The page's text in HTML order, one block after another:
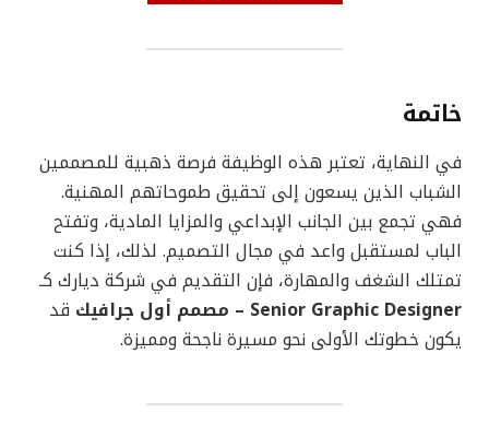
خاتمة
في النهاية، تعتبر هذه الوظيفة فرصة ذهبية للمصممين
الشباب الذين يسعون إلى تحقيق طموحاتهم المهنية.
فهي تجمع بين الجانب الإبداعي والمزايا المادية، وتفتح
الباب لمستقبل واعد في مجال التصميم. لذلك، إذا كنت
تمتلك الشغف والمهارة، فإن التقديم في شركة ديارك كـ
Senior Graphic Designer – مصمم أول جرافيك
قد
يكون خطوتك الأولى نحو مسيرة ناجحة ومميزة.